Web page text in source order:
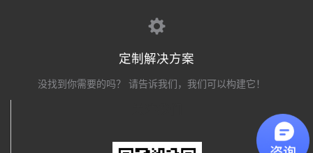
定制解决方案
没找到你需要的吗？ 请告诉我们，我们可以构建它！